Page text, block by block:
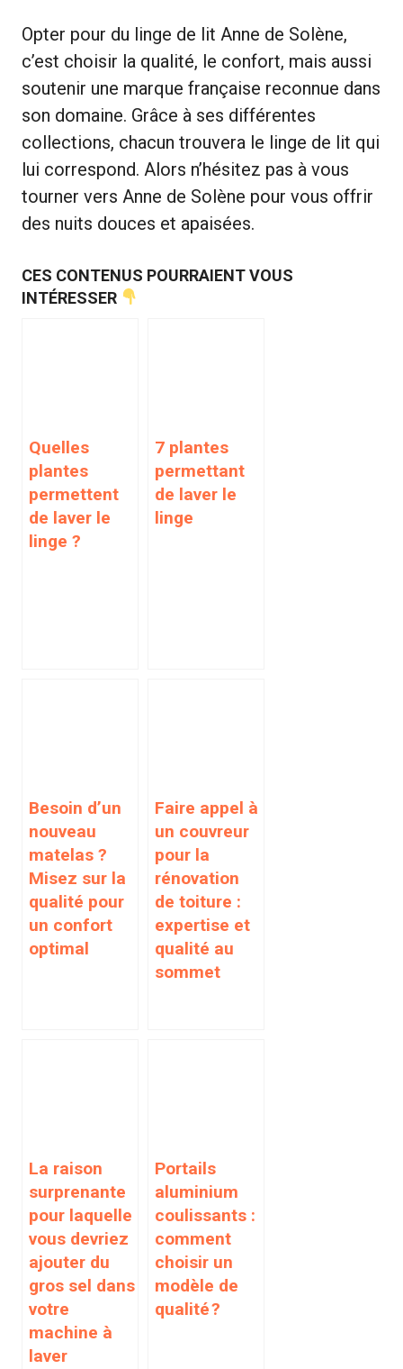
Opter pour du linge de lit Anne de Solène,
c’est choisir la qualité, le confort, mais aussi
soutenir une marque française reconnue dans
son domaine. Grâce à ses différentes
collections, chacun trouvera le linge de lit qui
lui correspond. Alors n’hésitez pas à vous
tourner vers Anne de Solène pour vous offrir
des nuits douces et apaisées.
CES CONTENUS POURRAIENT VOUS
INTÉRESSER
Quelles
plantes
permettent
de laver le
linge ?
7 plantes
permettant
de laver le
linge
Besoin d’un
nouveau
matelas ?
Misez sur la
qualité pour
un confort
optimal
Faire appel à
un couvreur
pour la
rénovation
de toiture :
expertise et
qualité au
sommet
La raison
surprenante
pour laquelle
vous devriez
ajouter du
gros sel dans
votre
machine à
laver
Portails
aluminium
coulissants :
comment
choisir un
modèle de
qualité ?